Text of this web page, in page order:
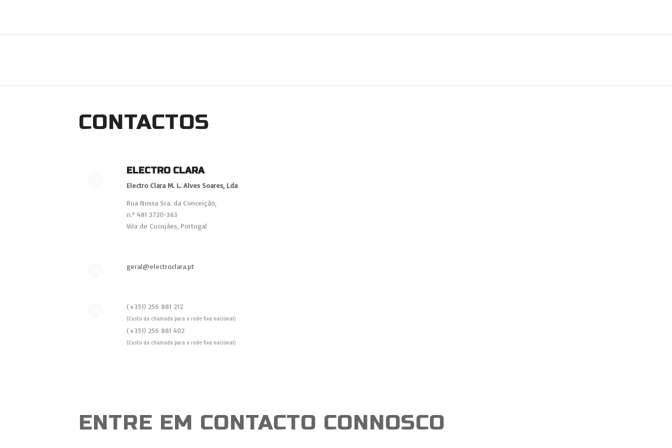
CONTACTOS
ELECTRO CLARA
Electro Clara M. L. Alves Soares, Lda
Rua Nossa Sra. da Conceição,
n.º 481 3720-363
Vila de Cucujães, Portugal
geral@electroclara.pt
(+351) 256 881 212
(Custo da chamada para a rede fixa nacional)
(+351) 256 881 402
(Custo da chamada para a rede fixa nacional)
ENTRE EM CONTACTO CONNOSCO